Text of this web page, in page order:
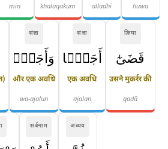
huwa
alladhī
khalaqakum
min
क्रिया
قَضَىٰٓ
उसने मुकर्रर की
qaḍā
संज्ञा
أَجَلًۭا
एक अवधि
ajalan
संज्ञा
وَأَجَلٌۭ
और एक अवधि
wa-ajalun
अव्यय
सर्वनाम